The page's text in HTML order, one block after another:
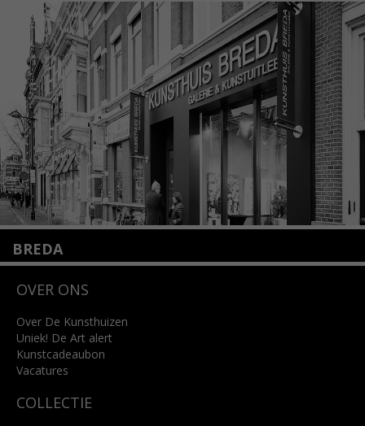
Amstelveenseweg 135
1075 VX Amsterdam
+31 (0)20 2332546
info@kunsthuisamsterdam.nl
Lees meer
BREDA
4818 SB Breda
info@kunsthuisbreda.nl
Lees meer
OVER ONS
Over De Kunsthuizen
Uniek! De Art alert
Kunstcadeaubon
Vacatures
COLLECTIE